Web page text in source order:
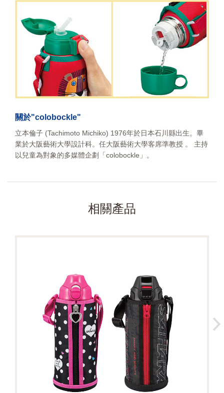
關於"colobockle"
立本倫子 (Tachimoto Michiko) 1976年於日本石川縣出生。畢
業於大阪藝術大學設計科。任大阪藝術大學客席準教授 。 主持
以兒童為對象的多媒體企劃「colobockle」。
相關產品